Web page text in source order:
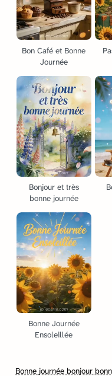
Bon Café et Bonne
Journée
Bonjour et très
bonne journée
Bonne Journée
Ensoleillée
Bonne journée bonjour